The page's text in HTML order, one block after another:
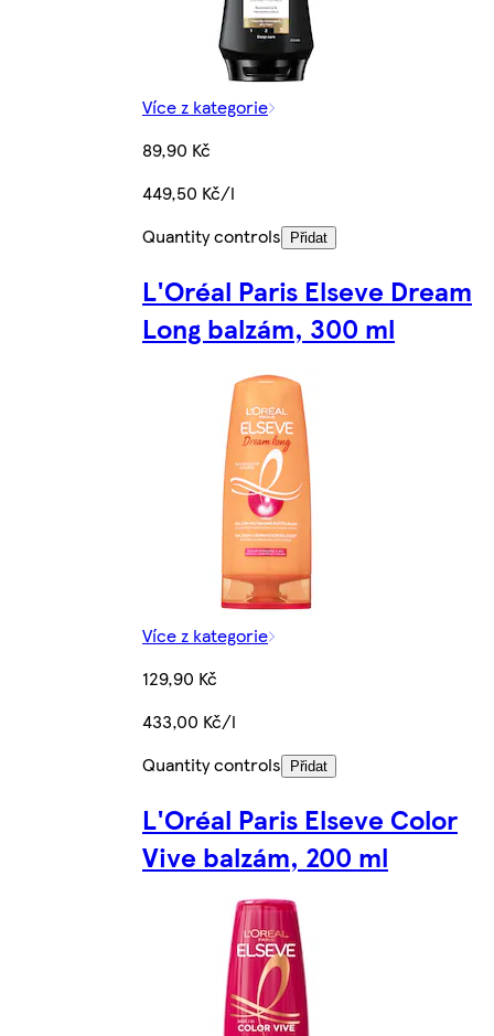
Více z kategorie
89,90 Kč
449,50 Kč/l
Quantity controls
Přidat
L'Oréal Paris Elseve Dream
Long balzám, 300 ml
Více z kategorie
129,90 Kč
433,00 Kč/l
Quantity controls
Přidat
L'Oréal Paris Elseve Color
Vive balzám, 200 ml